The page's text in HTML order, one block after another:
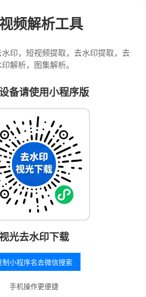
频解析工具
印，短视频提取，去水印提取，去
解析，图集解析。
备请使用小程序版
光去水印下载
制小程序名去微信搜索
手机操作更便捷